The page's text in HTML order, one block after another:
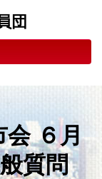
団
会 ６月
質問